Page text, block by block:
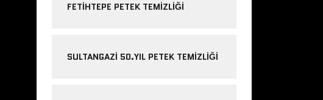
FETIHTEPE PETEK TEMIZLIĞI
SULTANGAZI 50.YIL PETEK TEMIZLIĞI